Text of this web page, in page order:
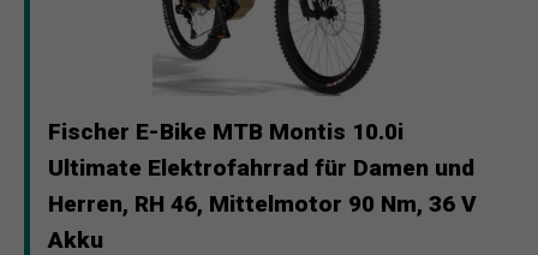
Fischer E-Bike MTB Montis 10.0i
Ultimate Elektrofahrrad für Damen und
Herren, RH 46, Mittelmotor 90 Nm, 36 V
Akku